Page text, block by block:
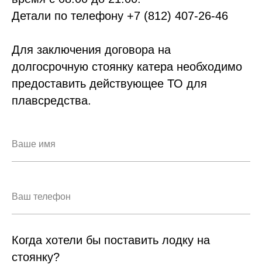
Детали по телефону +7 (812) 407-26-46
Для заключения договора на
долгосрочную стоянку катера необходимо
предоставить действующее ТО для
плавсредства.
Когда хотели бы поставить лодку на
стоянку?